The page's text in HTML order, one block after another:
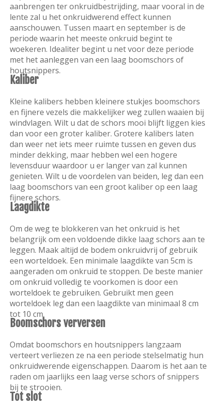
aanbrengen ter onkruidbestrijding, maar vooral in de
lente zal u het onkruidwerend effect kunnen
aanschouwen. Tussen maart en september is de
periode waarin het meeste onkruid begint te
woekeren. Idealiter begint u net voor deze periode
met het aanleggen van een laag boomschors of
houtsnippers.
Kaliber
Kleine kalibers hebben kleinere stukjes boomschors
en fijnere vezels die makkelijker weg zullen waaien bij
windvlagen. Wilt u dat de schors mooi blijft liggen kies
dan voor een groter kaliber. Grotere kalibers laten
dan weer net iets meer ruimte tussen en geven dus
minder dekking, maar hebben wel een hogere
levensduur waardoor u er langer van zal kunnen
genieten. Wilt u de voordelen van beiden, leg dan een
laag boomschors van een groot kaliber op een laag
fijnere schors.
Laagdikte
Om de weg te blokkeren van het onkruid is het
belangrijk om een voldoende dikke laag schors aan te
leggen. Maak altijd de bodem onkruidvrij of gebruik
een worteldoek. Een minimale laagdikte van 5cm is
aangeraden om onkruid te stoppen. De beste manier
om onkruid volledig te voorkomen is door een
worteldoek te gebruiken. Gebruikt men geen
worteldoek leg dan een laagdikte van minimaal 8 cm
tot 10 cm.
Boomschors verversen
Omdat boomschors en houtsnippers langzaam
verteert verliezen ze na een periode stelselmatig hun
onkruidwerende eigenschappen. Daarom is het aan te
raden om jaarlijks een laag verse schors of snippers
bij te strooien.
Tot slot